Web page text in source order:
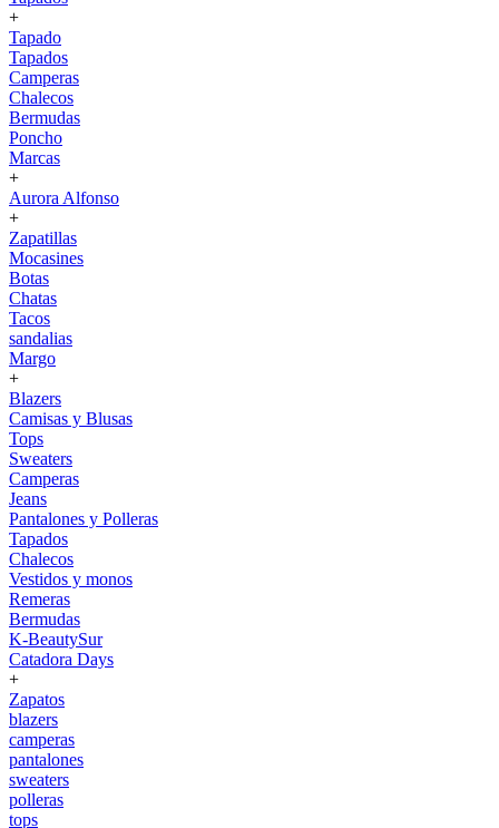
+
Tapado
Tapados
Camperas
Chalecos
Bermudas
Poncho
Marcas
+
Aurora Alfonso
+
Zapatillas
Mocasines
Botas
Chatas
Tacos
sandalias
Margo
+
Blazers
Camisas y Blusas
Tops
Sweaters
Camperas
Jeans
Pantalones y Polleras
Tapados
Chalecos
Vestidos y monos
Remeras
Bermudas
K-BeautySur
Catadora Days
+
Zapatos
blazers
camperas
pantalones
sweaters
polleras
tops